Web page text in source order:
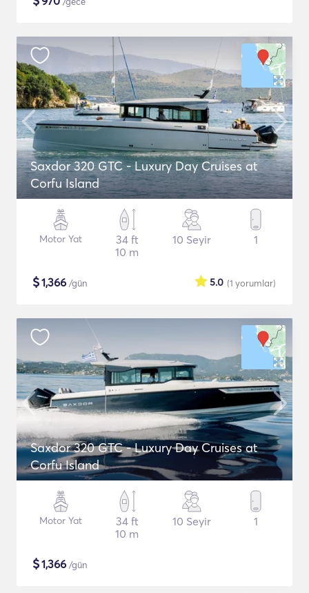
Saxdor 320 GTC - Luxury Day Cruises at
Corfu Island
Motor Yat
34 ft
10 m
10 Seyir 1
$1,366 /gün (1 yorumlar)
5.0
Saxdor 320 GTC - Luxury Day Cruises at
Corfu Island
Motor Yat
34 ft
10 m
10 Seyir 1
$1,366 /gün